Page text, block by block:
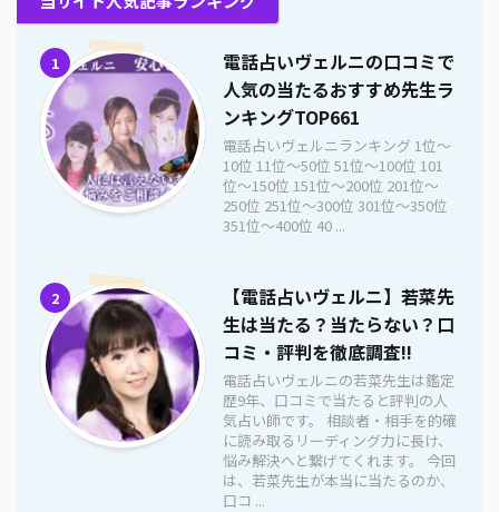
1
電話占いヴェルニの口コミで
人気の当たるおすすめ先生ラ
ンキングTOP661
電話占いヴェルニランキング 1位〜
10位 11位〜50位 51位〜100位 101
位〜150位 151位〜200位 201位〜
250位 251位〜300位 301位〜350位
351位〜400位 40 ...
2
【電話占いヴェルニ】若菜先
生は当たる？当たらない？口
コミ・評判を徹底調査!!
電話占いヴェルニの若菜先生は鑑定
歴9年、口コミで当たると評判の人
気占い師です。 相談者・相手を的確
に読み取るリーディング力に長け、
悩み解決へと繋げてくれます。 今回
は、若菜先生が本当に当たるのか、
口コ ...